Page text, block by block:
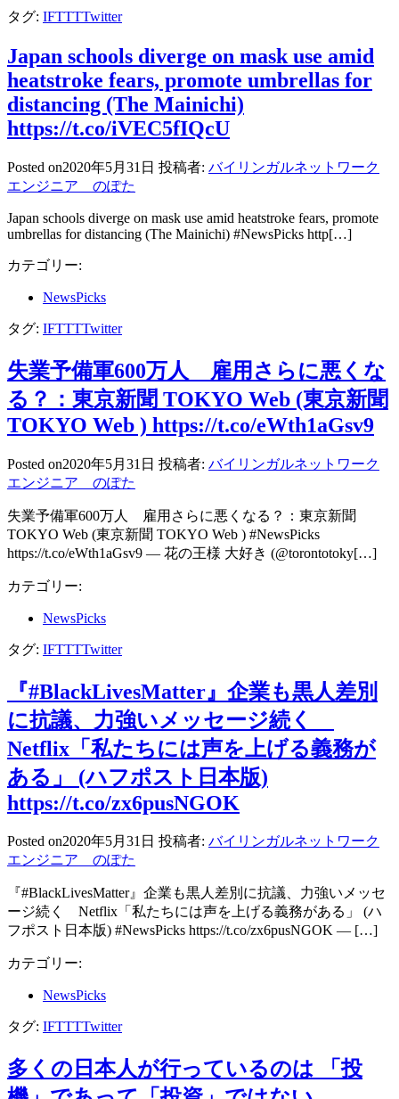
タグ: IFTTTTwitter
Japan schools diverge on mask use amid
heatstroke fears, promote umbrellas for
distancing (The Mainichi)
https://t.co/iVEC5fIQcU
Posted on2020年5月31日 投稿者: バイリンガルネットワーク
エンジニア のぽた
Japan schools diverge on mask use amid heatstroke fears, promote
umbrellas for distancing (The Mainichi) #NewsPicks http[…]
カテゴリー:
NewsPicks
タグ: IFTTTTwitter
失業予備軍600万人 雇用さらに悪くな
る？：東京新聞 TOKYO Web (東京新聞
TOKYO Web ) https://t.co/eWth1aGsv9
Posted on2020年5月31日 投稿者: バイリンガルネットワーク
エンジニア のぽた
失業予備軍600万人 雇用さらに悪くなる？：東京新聞
TOKYO Web (東京新聞 TOKYO Web ) #NewsPicks
https://t.co/eWth1aGsv9 — 花の王様 大好き (@torontotoky[…]
カテゴリー:
NewsPicks
タグ: IFTTTTwitter
『#BlackLivesMatter』企業も黒人差別
に抗議、力強いメッセージ続く
Netflix「私たちには声を上げる義務が
ある」 (ハフポスト日本版)
https://t.co/zx6pusNGOK
Posted on2020年5月31日 投稿者: バイリンガルネットワーク
エンジニア のぽた
『#BlackLivesMatter』企業も黒人差別に抗議、力強いメッセ
ージ続く Netflix「私たちには声を上げる義務がある」 (ハ
フポスト日本版) #NewsPicks https://t.co/zx6pusNGOK — […]
カテゴリー:
NewsPicks
タグ: IFTTTTwitter
多くの日本人が行っているのは 「投